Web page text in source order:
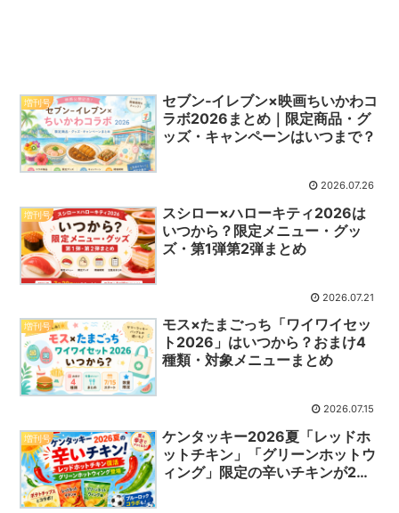
増刊号
セブン‐イレブン×映画ちいかわコ
ラボ2026まとめ｜限定商品・グ
ッズ・キャンペーンはいつまで？
2026.07.26
増刊号
スシロー×ハローキティ2026は
いつから？限定メニュー・グッ
ズ・第1弾第2弾まとめ
2026.07.21
増刊号
モス×たまごっち「ワイワイセッ
ト2026」はいつから？おまけ4
種類・対象メニューまとめ
2026.07.15
増刊号
ケンタッキー2026夏「レッドホ
ットチキン」「グリーンホットウ
ィング」限定の辛いチキンが2種